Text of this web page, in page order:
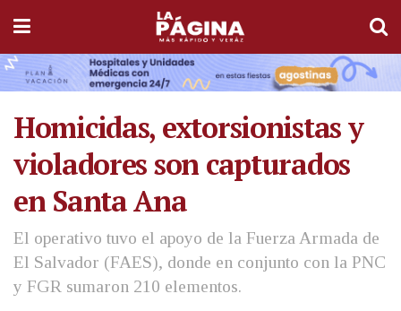
Homicidas, extorsionistas y
violadores son capturados
en Santa Ana
El operativo tuvo el apoyo de la Fuerza Armada de
El Salvador (FAES), donde en conjunto con la PNC
y FGR sumaron 210 elementos.